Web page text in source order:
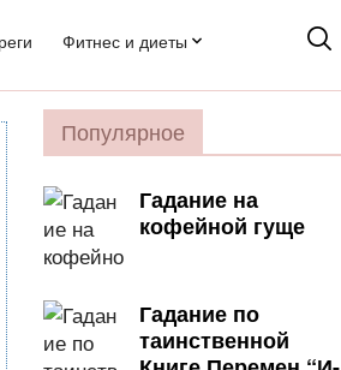
Фитнес и диеты
Популярное
Гадание на
кофейной гуще
Гадание по
таинственной